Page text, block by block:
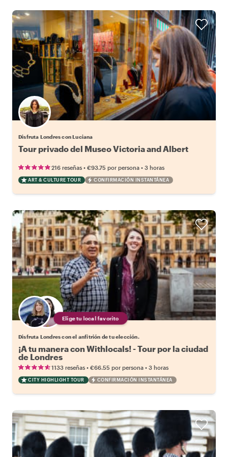
Disfruta Londres con Luciana
Tour privado del Museo Victoria and Albert
216 reseñas • €93.75 por persona • 3 horas
ART & CULTURE TOUR CONFIRMACIÓN INSTANTÁNEA
Elige tu local favorito
Disfruta Londres con el anfitrión de tu elección.
¡A tu manera con Withlocals! - Tour por la ciudad
de Londres
1133 reseñas • €66.55 por persona • 3 horas
CITY HIGHLIGHT TOUR CONFIRMACIÓN INSTANTÁNEA